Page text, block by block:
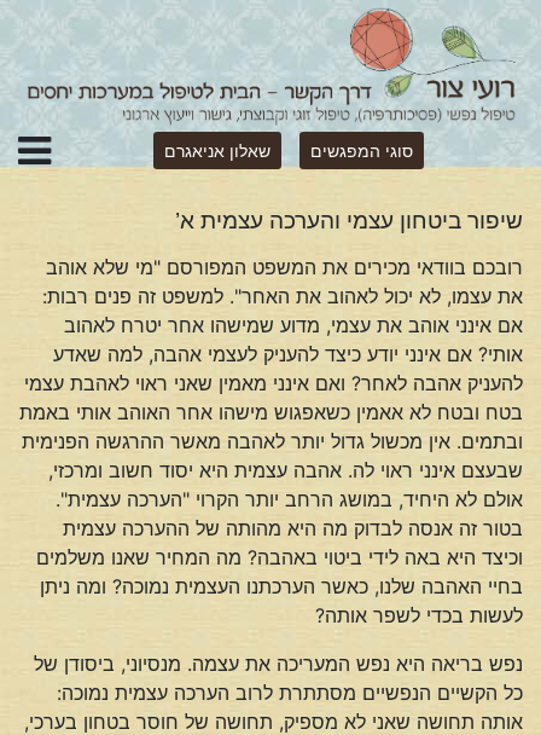
סוגי המפגשים שאלון אניאגרם
שיפור ביטחון עצמי והערכה עצמית א’
רובכם בוודאי מכירים את המשפט המפורסם "מי שלא אוהב
את עצמו, לא יכול לאהוב את האחר". למשפט זה פנים רבות:
אם אינני אוהב את עצמי, מדוע שמישהו אחר יטרח לאהוב
אותי? אם אינני יודע כיצד להעניק לעצמי אהבה, למה שאדע
להעניק אהבה לאחר? ואם אינני מאמין שאני ראוי לאהבת עצמי
בטח ובטח לא אאמין כשאפגוש מישהו אחר האוהב אותי באמת
ובתמים. אין מכשול גדול יותר לאהבה מאשר ההרגשה הפנימית
שבעצם אינני ראוי לה. אהבה עצמית היא יסוד חשוב ומרכזי,
אולם לא היחיד, במושג הרחב יותר הקרוי "הערכה עצמית".
בטור זה אנסה לבדוק מה היא מהותה של ההערכה עצמית
וכיצד היא באה לידי ביטוי באהבה? מה המחיר שאנו משלמים
בחיי האהבה שלנו, כאשר הערכתנו העצמית נמוכה? ומה ניתן
לעשות בכדי לשפר אותה?
נפש בריאה היא נפש המעריכה את עצמה. מנסיוני, ביסודן של
כל הקשיים הנפשיים מסתתרת לרוב הערכה עצמית נמוכה:
אותה תחושה שאני לא מספיק, תחושה של חוסר בטחון בערכי,